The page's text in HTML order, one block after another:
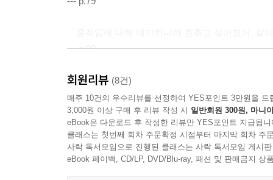
--- p.80
「뭐, 적어도 난 티를 안 낼 수 있어서 다행이야….
쉽지만은 않으니까….」
「얘, 여긴 뉴욕이야. 모두가 다른 곳에서 왔다고
--- p.91
「더 이상 아무것도 모르겠어. 내가 독일에 왜
회원리뷰 (8건)
매주 10건의 우수리뷰를 선정하여 YES포인트 3만원을 드
3,000원 이상 구매 후 리뷰 작성 시 일반회원 300원, 마니
eBook은 다운로드 후 작성한 리뷰만 YES포인트 지급됩니
클래스는 첫번째 회차 주문확정 시점부터 마지막 회차 주
사락 독서모임으로 진행된 클래스는 사락 독서모임 게시
eBook 페이백, CD/LP, DVD/Blu-ray, 패션 및 판매금지 상